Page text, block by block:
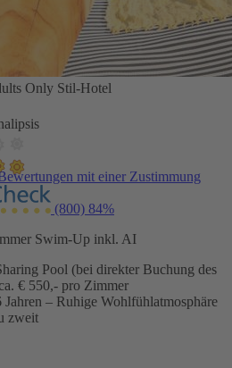
Only Stil-Hotel
mit einer Zustimmung
(800) 84%
Swim-Up inkl. AI
Pool (bei direkter Buchung des
€ 550,- pro Zimmer
– Ruhige Wohlfühlatmosphäre
zweit